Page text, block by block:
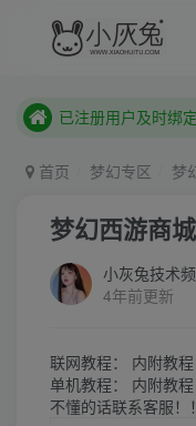
本站已开启QQ微
本站已开启QQ微信
首页 梦幻专区 梦
梦幻西游商
小灰兔技术
4年前更新
联网教程： 内附教程
单机教程： 内附教程
不懂的话联系客服！